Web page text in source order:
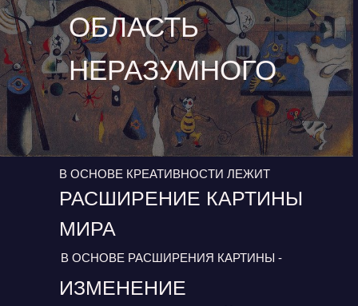
ОБЛАСТЬ
НЕРАЗУМНОГО
В ОСНОВЕ КРЕАТИВНОСТИ ЛЕЖИТ
РАСШИРЕНИЕ КАРТИНЫ
МИРА
В ОСНОВЕ РАСШИРЕНИЯ КАРТИНЫ -
ИЗМЕНЕНИЕ